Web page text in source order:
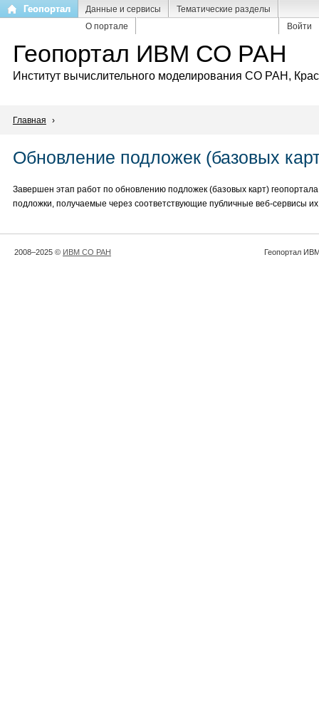
Перейти
содержанию
Геопортал Данные и сервисы
Тематические разделы
О портале
Войти
Геопортал ИВМ СО РАН
Институт вычислительного моделирования СО РАН,
Главная ›
Обновление подложек (базовых
Завершен этап работ по обновлению подложек (базовых карт)
подложки, получаемые через соответствующие публичные веб-сервисы
2008–2025 © ИВМ СО РАН Геопортал